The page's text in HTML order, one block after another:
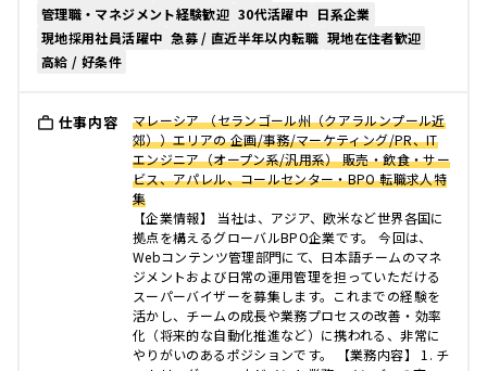
管理職・マネジメント経験歓迎 30代活躍中 日系企業
現地採用社員活躍中 急募 / 直近半年以内転職 現地在住者歓迎
高給 / 好条件
仕事内容
マレーシア （セランゴール州（クアラルンプール近
郊））エリアの 企画/事務/マーケティング/PR、IT
エンジニア（オープン系/汎用系） 販売・飲食・サー
ビス、アパレル、コールセンター・BPO 転職求人特
集
【企業情報】 当社は、アジア、欧米など世界各国に
拠点を構えるグローバルBPO企業です。 今回は、
Webコンテンツ管理部門にて、日本語チームのマネ
ジメントおよび日常の運用管理を担っていただける
スーパーバイザーを募集します。これまでの経験を
活かし、チームの成長や業務プロセスの改善・効率
化（将来的な自動化推進など）に携われる、非常に
やりがいのあるポジションです。 【業務内容】 1. チ